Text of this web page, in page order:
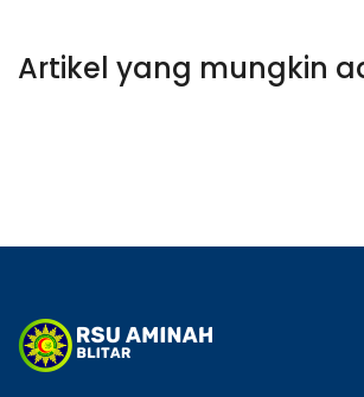
Artikel yang mungkin